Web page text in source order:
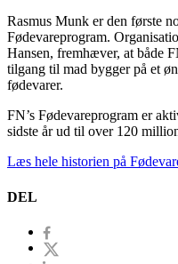
Rasmus Munk er den første
Fødevareprogram.
Hansen, fremhæver, at både
tilgang til mad bygger på et
fødevarer.
FN’s Fødevareprogram er
sidste år ud til over 120
Læs hele historien på
DEL